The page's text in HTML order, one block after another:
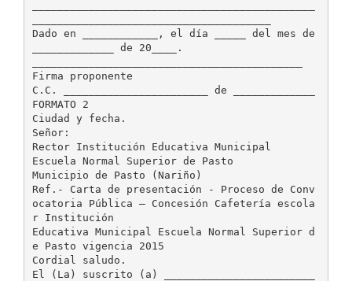
Dado en ____________, el día _____ del mes de
_____________ de 20____.
Firma proponente
C.C. _______________________ de _____________
FORMATO 2
Ciudad y fecha.
Señor:
Rector Institución Educativa Municipal
Escuela Normal Superior de Pasto
Municipio de Pasto (Nariño)
Ref.- Carta de presentación - Proceso de Conv
ocatoria Pública – Concesión Cafetería escola
r Institución
Educativa Municipal Escuela Normal Superior d
e Pasto vigencia 2015
Cordial saludo.
El (La) suscrito (a) ________________________